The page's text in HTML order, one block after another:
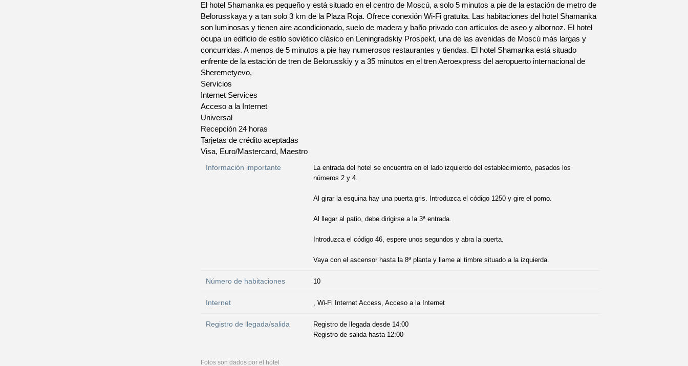
El hotel Shamanka es pequeño y está situado en el centro de Moscú, a solo 5 minutos a pie de la estación de metro de
Belorusskaya y a tan solo 3 km de la Plaza Roja. Ofrece conexión Wi-Fi gratuita. Las habitaciones del hotel Shamanka
son luminosas y tienen aire acondicionado, suelo de madera y baño privado con artículos de aseo y albornoz. El hotel
ocupa un edificio de estilo soviético clásico en Leningradskiy Prospekt, una de las avenidas de Moscú más largas y
concurridas. A menos de 5 minutos a pie hay numerosos restaurantes y tiendas. El hotel Shamanka está situado
enfrente de la estación de tren de Belorusskiy y a 35 minutos en el tren Aeroexpress del aeropuerto internacional de
Sheremetyevo,
Servicios
Internet Services
Acceso a la Internet
Universal
Recepción 24 horas
Tarjetas de crédito aceptadas
Visa, Euro/Mastercard, Maestro
Información importante
La entrada del hotel se encuentra en el lado izquierdo del establecimiento, pasados los
números 2 y 4.
Al girar la esquina hay una puerta gris. Introduzca el código 1250 y gire el pomo.
Al llegar al patio, debe dirigirse a la 3ª entrada.
Introduzca el código 46, espere unos segundos y abra la puerta.
Vaya con el ascensor hasta la 8ª planta y llame al timbre situado a la izquierda.
Número de habitaciones 10
Internet , Wi-Fi Internet Access, Acceso a la Internet
Registro de llegada/salida
Registro de llegada desde 14:00
Registro de salida hasta 12:00
Fotos son dados por el hotel